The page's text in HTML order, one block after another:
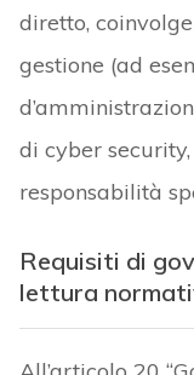
diretto,
gestione (ad
di cyber
responsabilità
Requisiti di
lettura